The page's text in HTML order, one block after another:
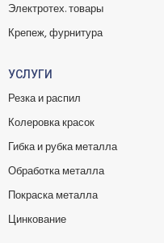
Электротех. товары
Крепеж, фурнитура
УСЛУГИ
Резка и распил
Колеровка красок
Гибка и рубка металла
Обработка металла
Покраска металла
Цинкование